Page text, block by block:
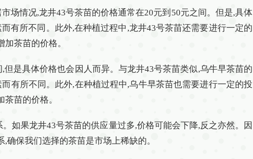
场情况,龙井43号茶苗的价格通常在20元到50元之间。但是,具体
有所不同。此外,在种植过程中,龙井43号茶苗还需要进行一定的
茶苗的价格。
是具体价格也会因人而异。与龙井43号茶苗类似,乌牛早茶苗的
有所不同。此外,在种植过程中,乌牛早茶苗也需要进行一定的投
苗的价格。
如果龙井43号茶苗的供应量过多,价格可能会下降,反之亦然。因
确保我们选择的茶苗是市场上稀缺的。